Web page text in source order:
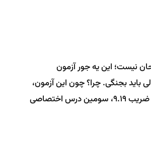
نیست؛ این یه جور آزمون
بجنگی. چرا؟ چون این آزمون،
آخرین کارت طلاییه که می‌تونه درصد کلی نهایی‌تو بالا بکشه. چون شیمی با ضریب ۹.۱۹، سومین درس اختصاصی